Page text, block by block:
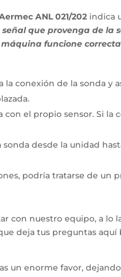
ANL 021/202 indica
que provenga de la
funcione
la conexión de la sonda y
el propio sensor. Si la
sonda desde la unidad
podría tratarse de un
con nuestro equipo, a lo
deja tus preguntas
un enorme favor,